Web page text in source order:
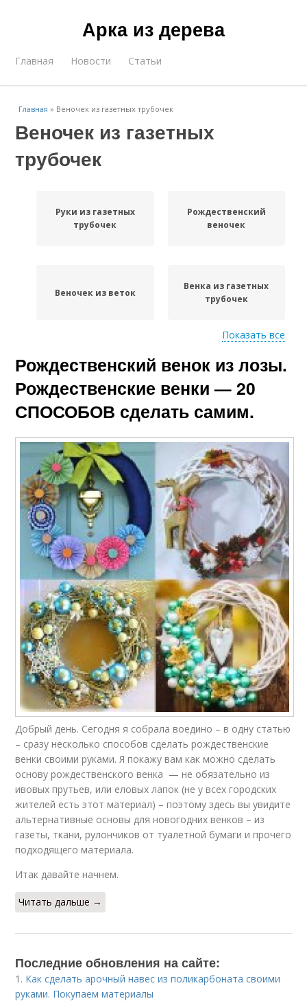
Арка из дерева
Главная Новости Статьи
Главная » Веночек из газетных трубочек
Веночек из газетных
трубочек
Руки из газетных
трубочек
Рождественский
веночек
Веночек из веток
Венка из газетных
трубочек
Дно из газетных
трубочек
Показать все
Рождественский венок из лозы.
Рождественские венки — 20
СПОСОБОВ сделать самим.
Добрый день. Сегодня я собрала воедино – в одну статью
– сразу несколько способов сделать рождественские
венки своими руками. Я покажу вам как можно сделать
основу рождественского венка — не обязательно из
ивовых прутьев, или еловых лапок (не у всех городских
жителей есть этот материал) – поэтому здесь вы увидите
альтернативные основы для новогодних венков – из
газеты, ткани, рулончиков от туалетной бумаги и прочего
подходящего материала.
Итак давайте начнем.
Читать дальше →
Последние обновления на сайте:
1. Как сделать арочный навес из поликарбоната своими
руками. Покупаем материалы